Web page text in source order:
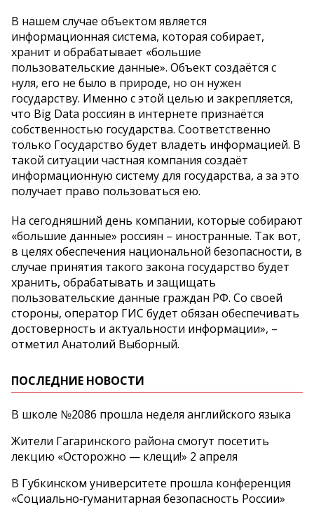
В нашем случае объектом является
информационная система, которая собирает,
хранит и обрабатывает «большие
пользовательские данные». Объект создаётся с
нуля, его не было в природе, но он нужен
государству. Именно с этой целью и закрепляется,
что Big Data россиян в интернете признаётся
собственностью государства. Соответственно
только Государство будет владеть информацией. В
такой ситуации частная компания создаёт
информационную систему для государства, а за это
получает право пользоваться ею.
На сегодняшний день компании, которые собирают
«большие данные» россиян – иностранные. Так вот,
в целях обеспечения национальной безопасности, в
случае принятия такого закона государство будет
хранить, обрабатывать и защищать
пользовательские данные граждан РФ. Со своей
стороны, оператор ГИС будет обязан обеспечивать
достоверность и актуальности информации», –
отметил Анатолий Выборный.
ПОСЛЕДНИЕ НОВОСТИ
В школе №2086 прошла неделя английского языка
Жители Гагаринского района смогут посетить
лекцию «Осторожно — клещи!» 2 апреля
В Губкинском университете прошла конференция
«Социально‑гуманитарная безопасность России»